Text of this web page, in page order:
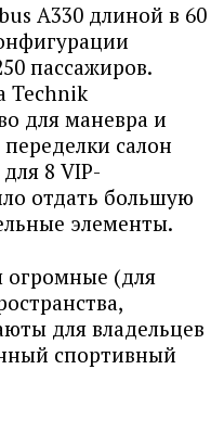
A330 длиной в 60
пассажиров.
Technik
для маневра и
салон
8 VIP-
отдать большую
элементы.
огромные (для
для владельцев
спортивный